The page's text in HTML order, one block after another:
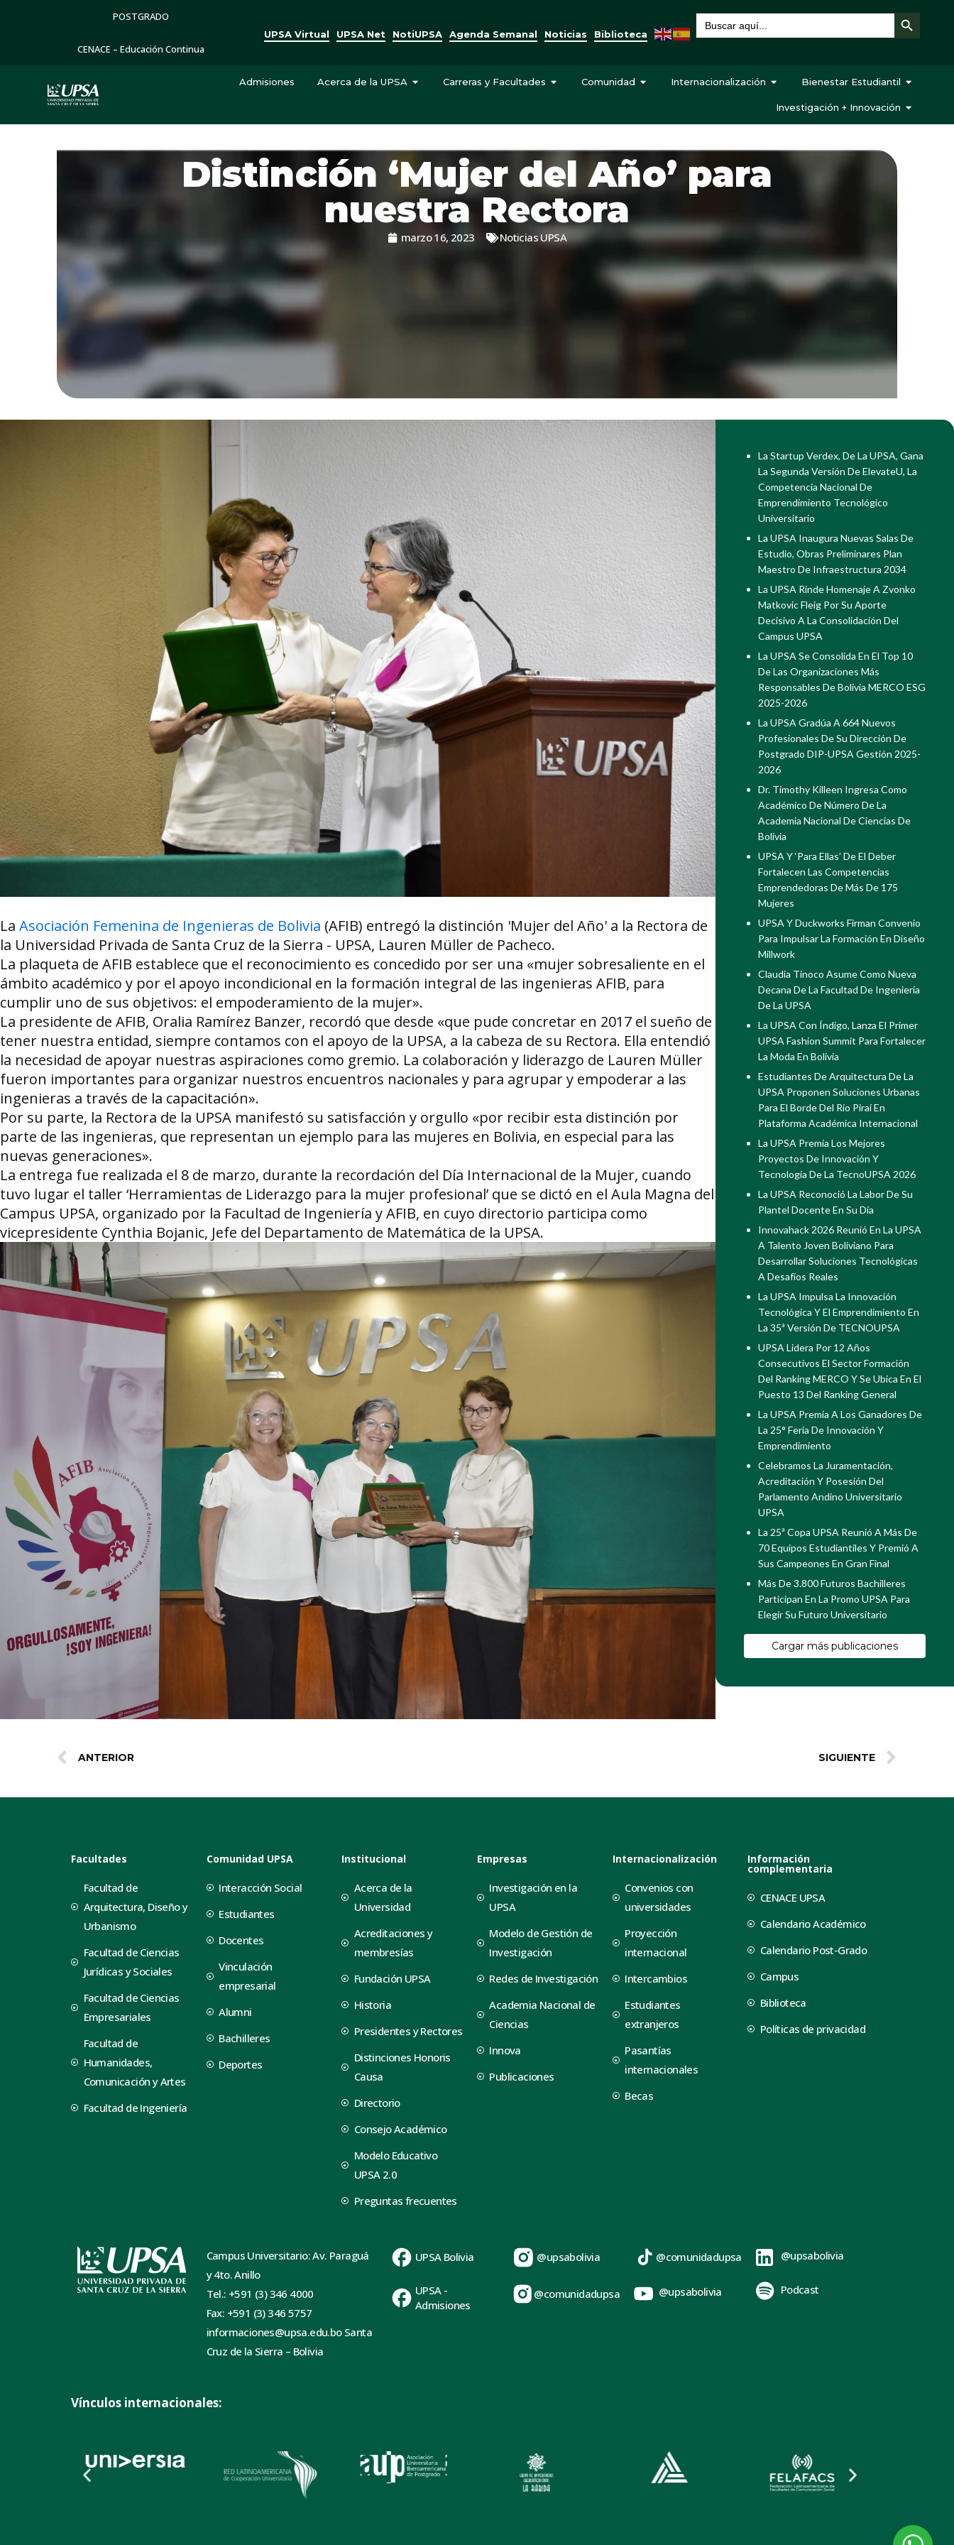
POSTGRADO
CENACE – Educación Continua
UPSA Virtual UPSA Net NotiUPSA Agenda Semanal Noticias Biblioteca
Buscar: Botón de búsqueda
Admisiones Acerca de la UPSA Carreras y Facultades Comunidad Internacionalización Bienestar Estudiantil
Investigación + Innovación
Distinción ‘Mujer del Año’ para
nuestra Rectora
marzo 16, 2023 Noticias UPSA
La Asociación Femenina de Ingenieras de Bolivia (AFIB) entregó la distinción 'Mujer del Año' a la Rectora de
la Universidad Privada de Santa Cruz de la Sierra - UPSA, Lauren Müller de Pacheco.
La plaqueta de AFIB establece que el reconocimiento es concedido por ser una «mujer sobresaliente en el
ámbito académico y por el apoyo incondicional en la formación integral de las ingenieras AFIB, para
cumplir uno de sus objetivos: el empoderamiento de la mujer».
La presidente de AFIB, Oralia Ramírez Banzer, recordó que desde «que pude concretar en 2017 el sueño de
tener nuestra entidad, siempre contamos con el apoyo de la UPSA, a la cabeza de su Rectora. Ella entendió
la necesidad de apoyar nuestras aspiraciones como gremio. La colaboración y liderazgo de Lauren Müller
fueron importantes para organizar nuestros encuentros nacionales y para agrupar y empoderar a las
ingenieras a través de la capacitación».
Por su parte, la Rectora de la UPSA manifestó su satisfacción y orgullo «por recibir esta distinción por
parte de las ingenieras, que representan un ejemplo para las mujeres en Bolivia, en especial para las
nuevas generaciones».
La entrega fue realizada el 8 de marzo, durante la recordación del Día Internacional de la Mujer, cuando
tuvo lugar el taller ‘Herramientas de Liderazgo para la mujer profesional’ que se dictó en el Aula Magna del
Campus UPSA, organizado por la Facultad de Ingeniería y AFIB, en cuyo directorio participa como
vicepresidente Cynthia Bojanic, Jefe del Departamento de Matemática de la UPSA.
La Startup Verdex, De La UPSA, Gana
La Segunda Versión De ElevateU, La
Competencia Nacional De
Emprendimiento Tecnológico
Universitario
La UPSA Inaugura Nuevas Salas De
Estudio, Obras Preliminares Plan
Maestro De Infraestructura 2034
La UPSA Rinde Homenaje A Zvonko
Matkovic Fleig Por Su Aporte
Decisivo A La Consolidación Del
Campus UPSA
La UPSA Se Consolida En El Top 10
De Las Organizaciones Más
Responsables De Bolivia MERCO ESG
2025-2026
La UPSA Gradúa A 664 Nuevos
Profesionales De Su Dirección De
Postgrado DIP-UPSA Gestión 2025-
2026
Dr. Timothy Killeen Ingresa Como
Académico De Número De La
Academia Nacional De Ciencias De
Bolivia
UPSA Y ‘Para Ellas’ De El Deber
Fortalecen Las Competencias
Emprendedoras De Más De 175
Mujeres
UPSA Y Duckworks Firman Convenio
Para Impulsar La Formación En Diseño
Millwork
Claudia Tinoco Asume Como Nueva
Decana De La Facultad De Ingeniería
De La UPSA
La UPSA Con Índigo, Lanza El Primer
UPSA Fashion Summit Para Fortalecer
La Moda En Bolivia
Estudiantes De Arquitectura De La
UPSA Proponen Soluciones Urbanas
Para El Borde Del Río Piraí En
Plataforma Académica Internacional
La UPSA Premia Los Mejores
Proyectos De Innovación Y
Tecnología De La TecnoUPSA 2026
La UPSA Reconoció La Labor De Su
Plantel Docente En Su Día
Innovahack 2026 Reunió En La UPSA
A Talento Joven Boliviano Para
Desarrollar Soluciones Tecnológicas
A Desafíos Reales
La UPSA Impulsa La Innovación
Tecnológica Y El Emprendimiento En
La 35ª Versión De TECNOUPSA
UPSA Lidera Por 12 Años
Consecutivos El Sector Formación
Del Ranking MERCO Y Se Ubica En El
Puesto 13 Del Ranking General
La UPSA Premia A Los Ganadores De
La 25° Feria De Innovación Y
Emprendimiento
Celebramos La Juramentación,
Acreditación Y Posesión Del
Parlamento Andino Universitario
UPSA
La 25ª Copa UPSA Reunió A Más De
70 Equipos Estudiantiles Y Premió A
Sus Campeones En Gran Final
Más De 3.800 Futuros Bachilleres
Participan En La Promo UPSA Para
Elegir Su Futuro Universitario
Cargar más publicaciones
ANTERIOR SIGUIENTE
Facultades
Facultad de
Arquitectura, Diseño y
Urbanismo
Facultad de Ciencias
Jurídicas y Sociales
Facultad de Ciencias
Empresariales
Facultad de
Humanidades,
Comunicación y Artes
Facultad de Ingeniería
Comunidad UPSA
Interacción Social
Estudiantes
Docentes
Vinculación
empresarial
Alumni
Bachilleres
Deportes
Institucional
Acerca de la
Universidad
Acreditaciones y
membresías
Fundación UPSA
Historia
Presidentes y Rectores
Distinciones Honoris
Causa
Directorio
Consejo Académico
Modelo Educativo
UPSA 2.0
Preguntas frecuentes
Empresas
Investigación en la
UPSA
Modelo de Gestión de
Investigación
Redes de Investigación
Academia Nacional de
Ciencias
Innova
Publicaciones
Internacionalización
Convenios con
universidades
Proyección
internacional
Intercambios
Estudiantes
extranjeros
Pasantías
internacionales
Becas
Información
complementaria
CENACE UPSA
Calendario Académico
Calendario Post-Grado
Campus
Biblioteca
Políticas de privacidad
Campus Universitario: Av. Paraguá
y 4to. Anillo
Tel.: +591 (3) 346 4000
Fax: +591 (3) 346 5757
informaciones@upsa.edu.bo Santa
Cruz de la Sierra – Bolivia
UPSA Bolivia
UPSA -
Admisiones
@upsabolivia
@comunidadupsa
@comunidadupsa
@upsabolivia
@upsabolivia
Podcast
Vínculos internacionales: